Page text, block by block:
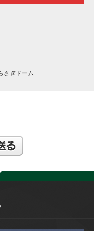
さぎドーム